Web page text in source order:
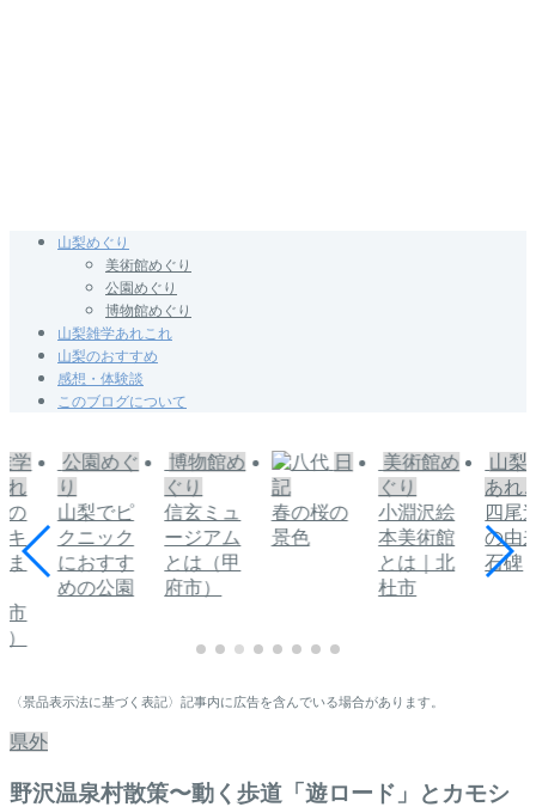
山梨めぐり
美術館めぐり
公園めぐり
博物館めぐり
山梨雑学あれこれ
山梨のおすすめ
感想・体験談
このブログについて
学
れ
の
キ
ま
市
公園めぐ
り
山梨でピ
クニック
におすす
めの公園
博物館め
ぐり
信玄ミュ
ージアム
とは（甲
府市）
日
記
春の桜の
景色
美術館め
ぐり
小淵沢絵
本美術館
とは｜北
杜市
山梨
あれ
四尾
の由
石碑
〈景品表示法に基づく表記〉記事内に広告を含んでいる場合があります。
県外
野沢温泉村散策〜動く歩道「遊ロード」とカモシ